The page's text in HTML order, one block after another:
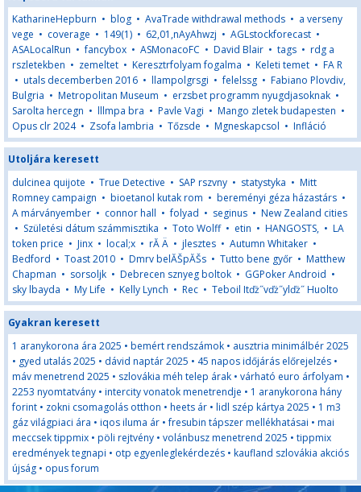
KatharineHepburn • blog • AvaTrade withdrawal methods • a verseny
vege • coverage • 149(1) • 62,01,nAyAhwzj • AGLstockforecast •
ASALocalRun •fancybox • ASMonacoFC • David Blair • tags • rdg a
rszletekben • zemeltet • Keresztrfolyam fogalma • Keleti temet • FA R
• utals decemberben 2016 • llampolgrsgi •felelssg • Fabiano Plovdiv,
Bulgria • Metropolitan Museum • erzsbet programm nyugdjasoknak •
Sarolta hercegn • lllmpa bra • Pavle Vagi • Mango zletek budapesten •
Opus clr 2024• Zsofa lambria • Tőzsde • Mgneskapcsol • Infláció
Utoljára keresett
dulcinea quijote • True Detective • SAP rszvny • statystyka • Mitt
Romney campaign • bioetanol kutak rom • bereményi géza házastárs •
A márványember • connor hall •folyad • seginus • New Zealand cities
• Születési dátum számmisztika • Toto Wolff• etin • HANGOSTS, • LA
token price • Jinx • local;x • rĂ Ä • jlesztes • Autumn Whitaker •
Bedford • Toast 2010 • Dmrv belĂŠpĂŠs • Tutto bene győr • Matthew
Chapman • sorsoljk • Debrecen sznyeg boltok • GGPoker Android •
sky lbayda • My Life • Kelly Lynch • Rec • Teboil Itďż˝vďż˝ylďż˝ Huolto
Gyakran keresett
1 aranykorona ára 2025 • bemért rendszámok • ausztria minimálbér 2025
• gyed utalás 2025 • dávid naptár 2025 • 45 napos időjárás előrejelzés •
máv menetrend 2025 • szlovákia méh telep árak • várható euro árfolyam •
2253 nyomtatvány • intercity vonatok menetrendje • 1 aranykorona hány
forint • zokni csomagolás otthon • heets ár • lidl szép kártya 2025 • 1 m3
gáz világpiaci ára • iqos iluma ár •fresubin tápszer mellékhatásai • mai
meccsek tippmix • pöli rejtvény • volánbusz menetrend 2025 • tippmix
eredmények tegnapi • otp egyenleglekérdezés • kaufland szlovákia akciós
újság • opus forum